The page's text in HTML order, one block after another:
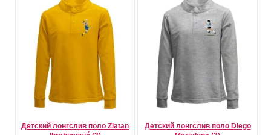
Детский лонгслив поло Zlatan
Детский лонгслив поло Diego